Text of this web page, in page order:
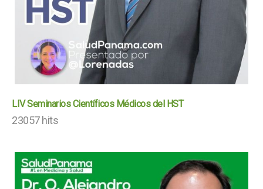
LIV Seminarios Científicos Médicos del HST
23057 hits